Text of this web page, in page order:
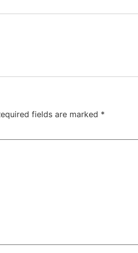
fields are marked *